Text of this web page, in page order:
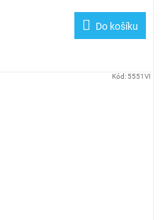
Do košíku
Kód: 5551VI